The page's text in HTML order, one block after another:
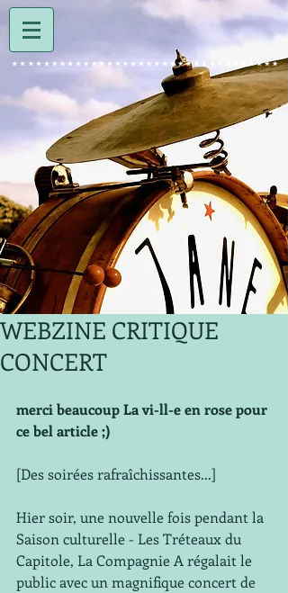
WEBZINE CRITIQUE
CONCERT
merci beaucoup La vi-ll-e en rose pour
ce bel article ;)
[Des soirées rafraîchissantes...]
Hier soir, une nouvelle fois pendant la
Saison culturelle - Les Tréteaux du
Capitole, La Compagnie A régalait le
public avec un magnifique concert de